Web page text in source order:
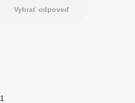
Vybrať odpoveď
1